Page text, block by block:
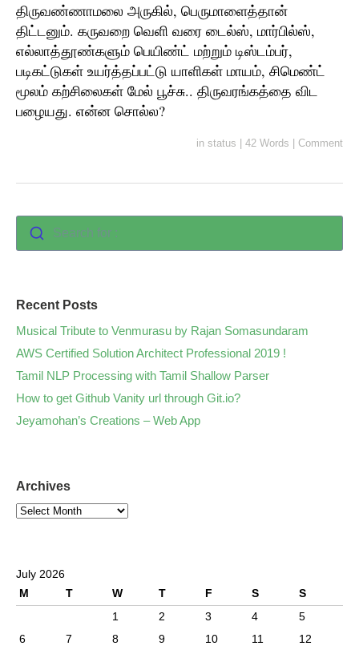
திருவண்ணாமலை அருகில், பெருமாளைத்தான்
திட்டனும். கருவறை வெளி வரை டைல்ஸ், மார்பில்ஸ்,
எல்லாத்தூண்களும் பெயிண்ட் மற்றும் டிஸ்டம்பர்,
படிகட்டுகள் உயர்த்தப்பட்டு யாளிகள் மாயம், சிமெண்ட்
மூலம் கற்சிலைகள் மேல் பூச்சு.. திருவரங்கத்தை விட
பழையது. என்ன சொல்ல?
in status 42 Words Comment
Search for :
Recent Posts
Musical Tribute to Venmurasu by Rajan Somasundaram
AWS Certified Solution Architect Professional 2019 !
Tamil NLP Processing with Tamil Shallow Parser
How to get Github Vanity url through Git.io?
Jeyamohan’s Creations – Web App
Archives
July 2026
M
T W T F S
S
1
2 3 4
5
6
7 8 9 10 11
12